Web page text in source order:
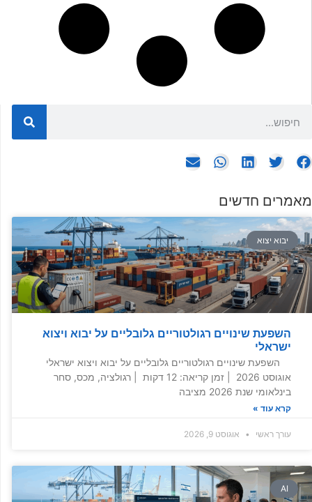
מאמרים חדשים
יבוא יצוא
השפעת שינויים רגולטוריים גלובליים על יבוא ויצוא
ישראלי
השפעת שינויים רגולטוריים גלובליים על יבוא ויצוא ישראלי
אוגוסט 2026 | זמן קריאה: 12 דקות | רגולציה, מכס, סחר
בינלאומי שנת 2026 מציבה
קרא עוד »
עורך ראשי אוגוסט 9, 2026
AI